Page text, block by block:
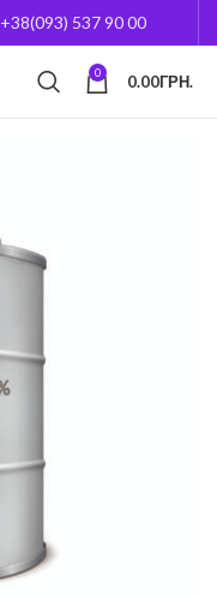
+38(093) 537 90 00
0 0.00ГРН.